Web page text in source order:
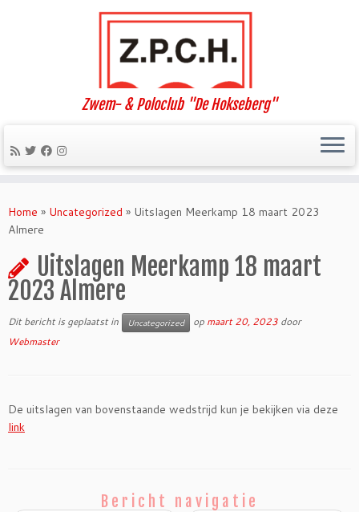
naar
inhoud
Zwem- & Poloclub "De Hokseberg"
Home » Uncategorized » Uitslagen Meerkamp 18 maart 2023
Almere
Uitslagen Meerkamp 18 maart
2023 Almere
Dit bericht is geplaatst in Uncategorized op maart 20, 2023 door
Webmaster
De uitslagen van bovenstaande wedstrijd kun je bekijken via deze
link
Bericht navigatie